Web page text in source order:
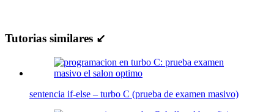
Tutorias similares ↙
sentencia if-else – turbo C (prueba de examen masivo)